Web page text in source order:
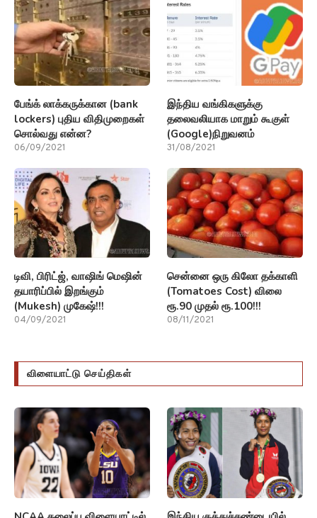
பேங்க் லாக்கருக்கான (bank
lockers) புதிய விதிமுறைகள்
சொல்வது என்ன?
06/09/2021
இந்திய வங்கிகளுக்கு
தலைவலியாக மாறும் கூகுள்
(Google)நிறுவனம்
31/08/2021
டிவி, பிரிட்ஜ், வாஷிங் மெஷின்
தயாரிப்பில் இறங்கும்
(Mukesh) முகேஷ்!!!
04/09/2021
சென்னை ஒரு கிலோ தக்காளி
(Tomatoes Cost) விலை
ரூ.90 முதல் ரூ.100!!!
08/11/2021
விளையாட்டு செய்திகள்